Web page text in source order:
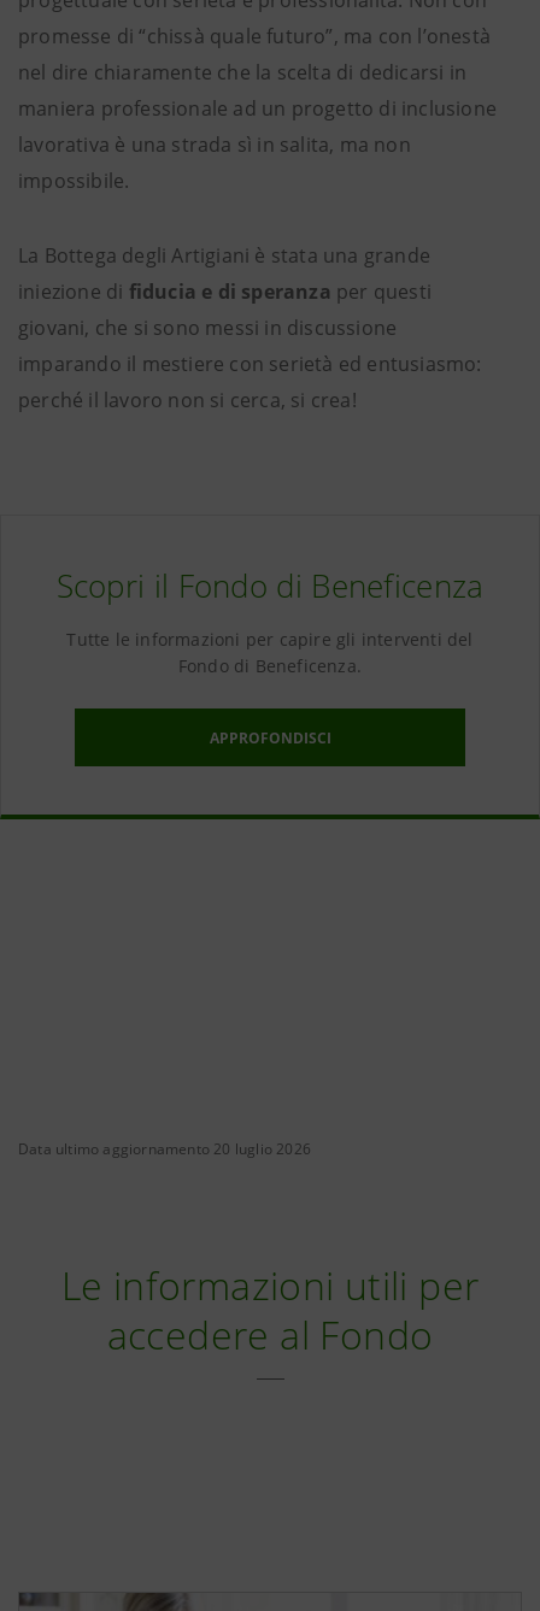
promesse di “chissà quale futuro”, ma con l’onestà
nel dire chiaramente che la scelta di dedicarsi in
maniera professionale ad un progetto di inclusione
lavorativa è una strada sì in salita, ma non
impossibile.
La Bottega degli Artigiani è stata una grande
iniezione di fiducia e di speranza per questi
giovani, che si sono messi in discussione
imparando il mestiere con serietà ed entusiasmo:
perché il lavoro non si cerca, si crea!
Scopri il Fondo di Beneficenza
Tutte le informazioni per capire gli interventi del
Fondo di Beneficenza.
APPROFONDISCI
Data ultimo aggiornamento 20 luglio 2026
Le informazioni utili per
accedere al Fondo